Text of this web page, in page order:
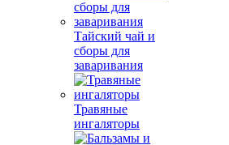
Тайский чай и
сборы для
заваривания
Травяные
ингаляторы